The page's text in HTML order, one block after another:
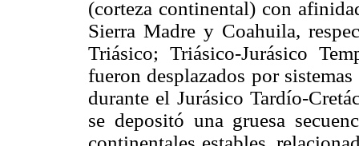
(corteza continental) con
Sierra Madre y Coahuila,
Triásico; Triásico-Jurásico
fueron desplazados por
durante el Jurásico Tardío-
se depositó una gruesa